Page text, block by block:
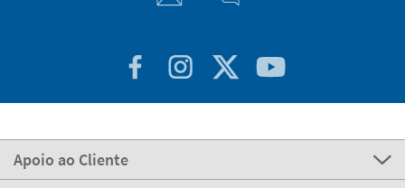
Apoio ao Cliente